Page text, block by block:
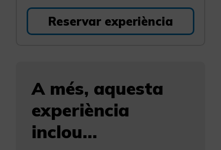
Reservar experiència
A més, aquesta
experiència
inclou...